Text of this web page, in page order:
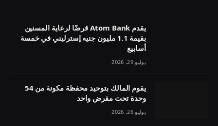
يقدم Atom Bank قرضًا لرعاية المسنين
بقيمة 1.1 مليون جنيه إسترليني في خمسة
أسابيع
يوليو 29, 2026
يقوم المالك بتوحيد محفظة مكونة من 54
وحدة تحت مقرض واحد
يوليو 26, 2026